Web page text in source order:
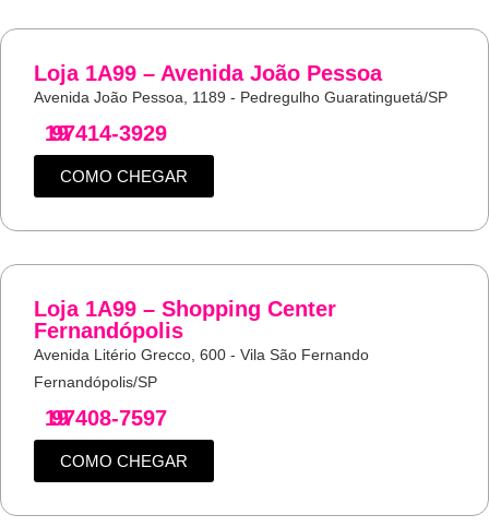
Loja 1A99 – Avenida João Pessoa
Avenida João Pessoa, 1189 - Pedregulho Guaratinguetá/SP
19
97414-3929
COMO CHEGAR
Loja 1A99 – Shopping Center
Fernandópolis
Avenida Litério Grecco, 600 - Vila São Fernando
Fernandópolis/SP
19
97408-7597
COMO CHEGAR